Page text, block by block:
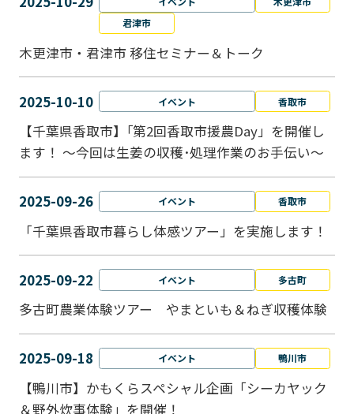
君津市
木更津市・君津市 移住セミナー＆トーク
2025-10-10 イベント 香取市
【千葉県香取市】｢第2回香取市援農Day」を開催し
ます！ ～今回は生姜の収穫･処理作業のお手伝い～
2025-09-26 イベント 香取市
「千葉県香取市暮らし体感ツアー」を実施します！
2025-09-22 イベント 多古町
多古町農業体験ツアー やまといも＆ねぎ収穫体験
2025-09-18 イベント 鴨川市
【鴨川市】かもくらスペシャル企画「シーカヤック
＆野外炊事体験」を開催！